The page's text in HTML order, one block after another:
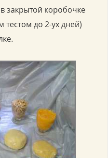
закрытой коробочке
до 2-ух дней)